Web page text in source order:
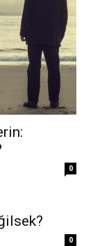
0
0